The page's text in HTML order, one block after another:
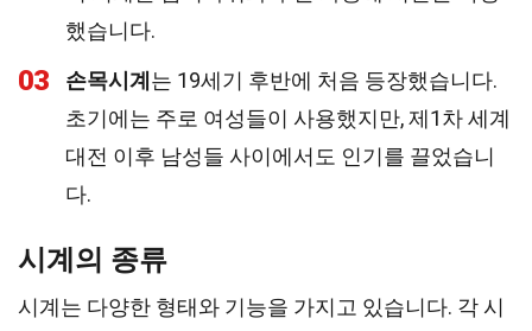
했습니다.
03 손목시계 는 19세기 후반에 처음 등장했습니다.
초기에는 주로 여성들이 사용했지만, 제1차 세계
대전 이후 남성들 사이에서도 인기를 끌었습니
다.
시계의 종류
시계는 다양한 형태와 기능을 가지고 있습니다. 각 시